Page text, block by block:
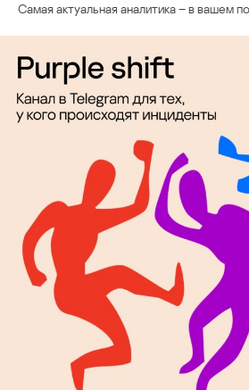
Самая актуальная аналитика – в вашем